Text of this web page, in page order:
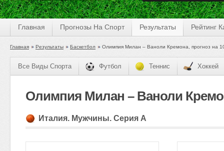
Главная Прогнозы На Спорт Результаты Рейтинг
Главная Результаты Баскетбол Олимпия Милан – Ваноли Кремона, прогноз на
Все Виды Спорта Футбол Теннис Хоккей
Олимпия Милан – Ваноли
Италия. Мужчины. Серия A